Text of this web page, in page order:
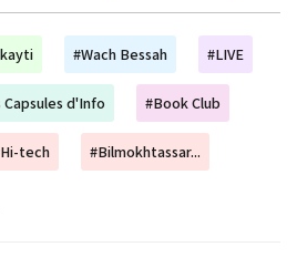
#Wach Bessah #LIVE
Capsules d'Info #Book Club
tech #Bilmokhtassar...